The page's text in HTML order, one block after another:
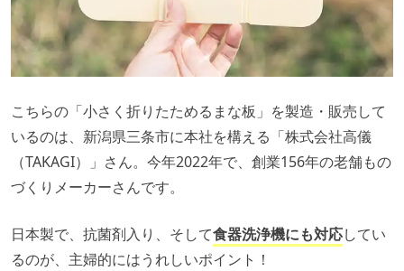
こちらの「小さく折りたためるまな板」を製造・販売して
いるのは、新潟県三条市に本社を構える「株式会社高儀
（TAKAGI）
」さん。今年2022年で、創業156年の老舗もの
づくりメーカーさんです。
日本製で、抗菌剤入り、そして食器洗浄機にも対応してい
るのが、主婦的にはうれしいポイント！